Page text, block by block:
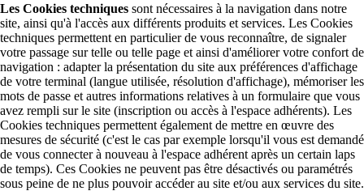
Les Cookies techniques sont nécessaires à la navigation dans notre
site, ainsi qu'à l'accès aux différents produits et services. Les Cookies
techniques permettent en particulier de vous reconnaître, de signaler
votre passage sur telle ou telle page et ainsi d'améliorer votre confort de
navigation : adapter la présentation du site aux préférences d'affichage
de votre terminal (langue utilisée, résolution d'affichage), mémoriser les
mots de passe et autres informations relatives à un formulaire que vous
avez rempli sur le site (inscription ou accès à l'espace adhérents). Les
Cookies techniques permettent également de mettre en œuvre des
mesures de sécurité (c'est le cas par exemple lorsqu'il vous est demandé
de vous connecter à nouveau à l'espace adhérent après un certain laps
de temps). Ces Cookies ne peuvent pas être désactivés ou paramétrés
sous peine de ne plus pouvoir accéder au site et/ou aux services du site.